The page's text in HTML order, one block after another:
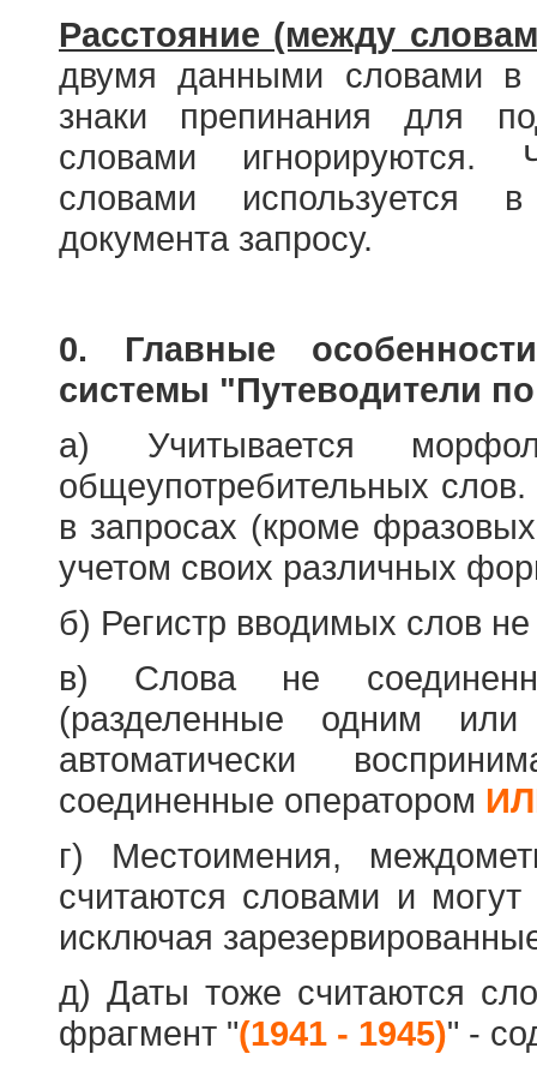
Расстояние (между
двумя данными словами в
знаки препинания для
словами игнорируются.
словами используется в
документа запросу.
0. Главные
системы "Путеводители
а) Учитывается
общеупотребительных
в запросах (кроме
учетом своих различных
б) Регистр вводимых слов
в) Слова не
(разделенные одним или
автоматически
соединенные оператором
г) Местоимения,
считаются словами и могут
исключая
д) Даты тоже считаются
фрагмент "(1941 - 1945)" -